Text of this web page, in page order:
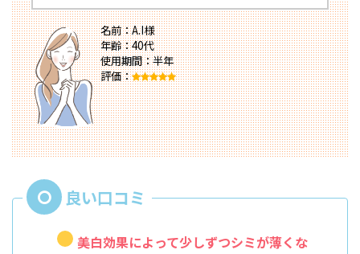
名前：A.I様
年齢：40代
使用期間：半年
評価：
美白効果によって少しずつシミが薄くな